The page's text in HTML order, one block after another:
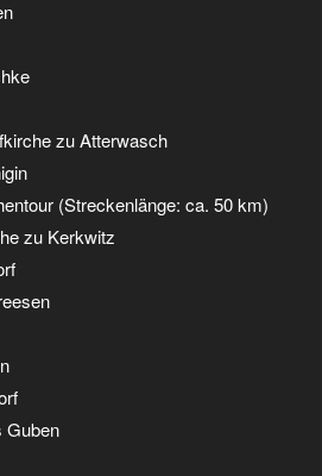
zu Atterwasch
(Streckenlänge: ca. 50 km)
zu Kerkwitz
Guben